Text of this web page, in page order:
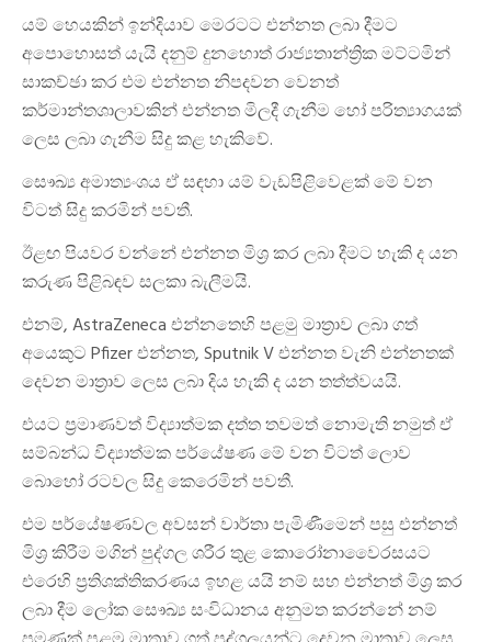
යම් හෙයකින් ඉන්දියාව මෙරටට එන්නත ලබා දීමට
අපොහොසත් යැයි දනුම් දුනහොත් රාජ්‍යතාන්ත්‍රික මට්ටමින්
සාකච්ඡා කර එම එන්නත නිපදවන වෙනත්
කර්මාන්තශාලාවකින් එන්නත මිලදී ගැනීම හෝ පරිත්‍යාගයක්
ලෙස ලබා ගැනීම සිදු කළ හැකිවේ.
සෞඛ්‍ය අමාත්‍යංශය ඒ සඳහා යම් වැඩපිළිවෙළක් මේ වන
විටත් සිදු කරමින් පවතී.
ඊළඟ පියවර වන්නේ එන්නත මිශ්‍ර කර ලබා දීමට හැකි ද යන
කරුණ පිළිබඳව සලකා බැලීමයි.
එනම්, AstraZeneca එන්නතෙහි පළමු මාත්‍රාව ලබා ගත්
අයෙකුට Pfizer එන්නත, Sputnik V එන්නත වැනි එන්නතක්
දෙවන මාත්‍රාව ලෙස ලබා දිය හැකි ද යන තත්ත්වයයි.
එයට ප්‍රමාණවත් විද්‍යාත්මක දත්ත තවමත් නොමැති නමුත් ඒ
සම්බන්ධ විද්‍යාත්මක පර්යේෂණ මේ වන විටත් ලොව
බොහෝ රටවල සිදු කෙරෙමින් පවතී.
එම පර්යේෂණවල අවසන් වාර්තා පැමිණීමෙන් පසු එන්නත්
මිශ්‍ර කිරීම මගින් පුද්ගල ශරීර තුළ කොරෝනාවෛරසයට
එරෙහි ප්‍රතිශක්තිකරණය ඉහළ යයි නම් සහ එන්නත් මිශ්‍ර කර
ලබා දීම ලෝක සෞඛ්‍ය සංවිධානය අනුමත කරන්නේ නම්